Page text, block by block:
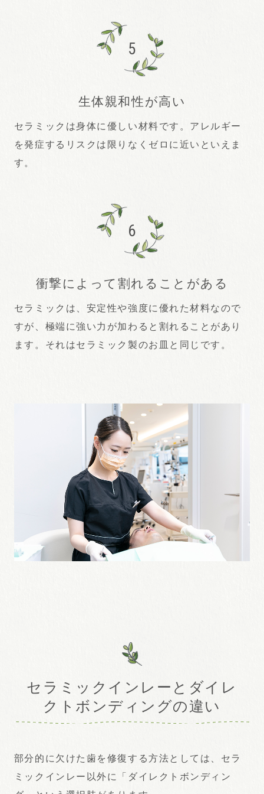
5
生体親和性が高い
セラミックは身体に優しい材料です。アレルギー
を発症するリスクは限りなくゼロに近いといえま
す。
6
衝撃によって割れることがある
セラミックは、安定性や強度に優れた材料なので
すが、極端に強い力が加わると割れることがあり
ます。それはセラミック製のお皿と同じです。
セラミックインレーとダイレ
クトボンディングの違い
部分的に欠けた歯を修復する方法としては、セラ
ミックインレー以外に「ダイレクトボンディン